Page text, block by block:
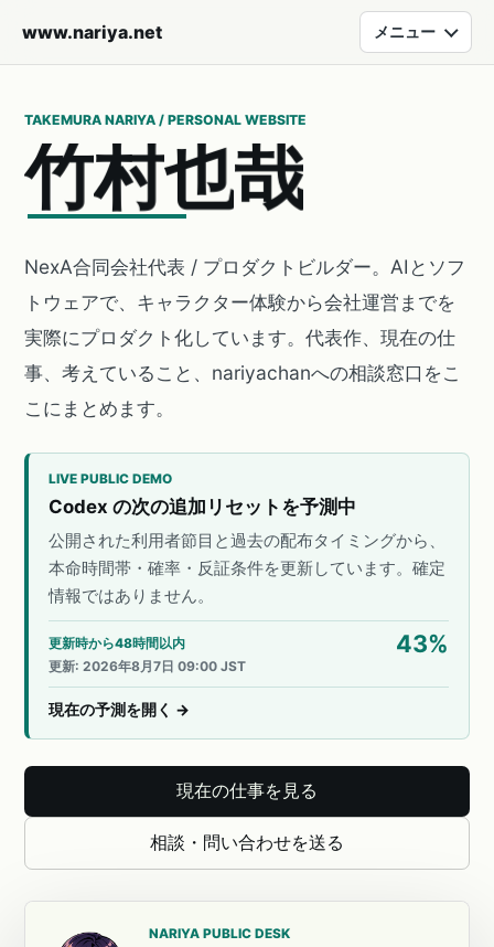
www.nariya.net メニュー
TAKEMURA NARIYA / PERSONAL WEBSITE
竹村也哉
NexA合同会社代表 / プロダクトビルダー。AIとソフ
トウェアで、キャラクター体験から会社運営までを
実際にプロダクト化しています。代表作、現在の仕
事、考えていること、nariyachanへの相談窓口をこ
こにまとめます。
LIVE PUBLIC DEMO
Codex の次の追加リセットを予測中
公開された利用者節目と過去の配布タイミングから、
本命時間帯・確率・反証条件を更新しています。確定
情報ではありません。
更新時から48時間以内 43%
更新:2026年8月7日 09:00 JST
現在の予測を開く →
現在の仕事を見る
相談・問い合わせを送る
NARIYA PUBLIC DESK